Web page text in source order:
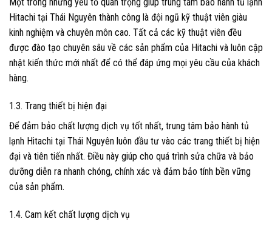
Một trong những yếu tố quan trọng giúp trung tâm bảo hành tủ lạnh
Hitachi tại Thái Nguyên thành công là đội ngũ kỹ thuật viên giàu
kinh nghiệm và chuyên môn cao. Tất cả các kỹ thuật viên đều
được đào tạo chuyên sâu về các sản phẩm của Hitachi và luôn cập
nhật kiến thức mới nhất để có thể đáp ứng mọi yêu cầu của khách
hàng.
1.3. Trang thiết bị hiện đại
Để đảm bảo chất lượng dịch vụ tốt nhất, trung tâm bảo hành tủ
lạnh Hitachi tại Thái Nguyên luôn đầu tư vào các trang thiết bị hiện
đại và tiên tiến nhất. Điều này giúp cho quá trình sửa chữa và bảo
dưỡng diễn ra nhanh chóng, chính xác và đảm bảo tính bền vững
của sản phẩm.
1.4. Cam kết chất lượng dịch vụ